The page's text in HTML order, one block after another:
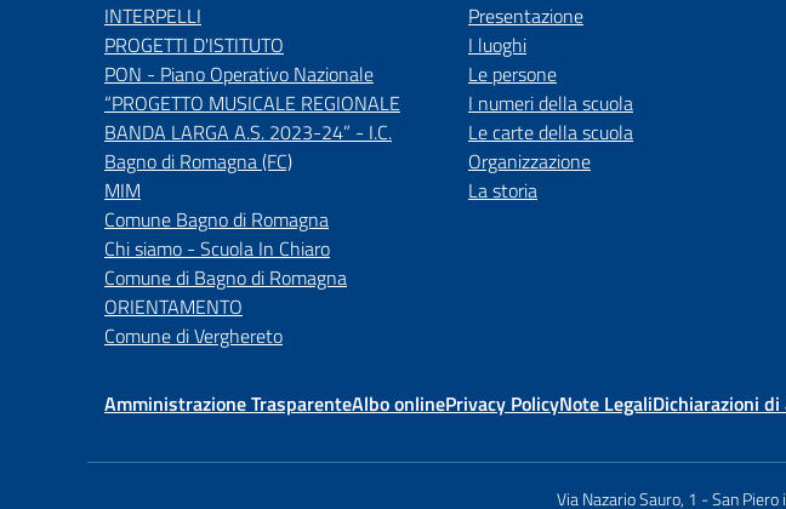
INTERPELLI
PROGETTI D'ISTITUTO
PON - Piano Operativo Nazionale
“PROGETTO MUSICALE REGIONALE
BANDA LARGA A.S. 2023-24” - I.C.
Bagno di Romagna (FC)
MIM
Comune Bagno di Romagna
Chi siamo - Scuola In Chiaro
Comune di Bagno di Romagna
ORIENTAMENTO
Comune di Verghereto
Presentazione
I luoghi
Le persone
I numeri della scuola
Le carte della scuola
Organizzazione
La storia
Amministrazione TrasparenteAlbo onlinePrivacy PolicyNote LegaliDichiarazioni
Via Nazario Sauro, 1 - San Piero